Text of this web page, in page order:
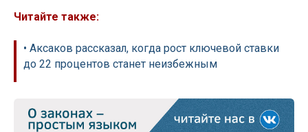
Читайте также:
• Аксаков рассказал, когда рост ключевой ставки
до 22 процентов станет неизбежным